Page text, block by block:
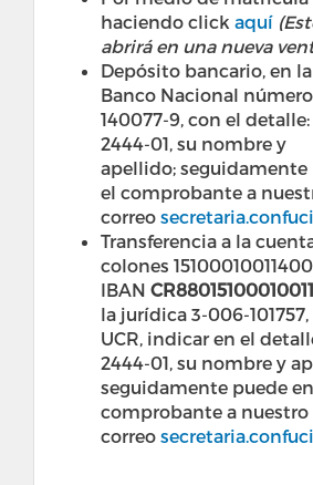
haciendo click aquí
abrirá en una nueva
Depósito bancario, en
Banco Nacional
140077-9, con el
2444-01, su nombre y
apellido; seguidamente
el comprobante a
correo
Transferencia a la
colones
IBAN
la jurídica 3-006-
UCR, indicar en el
2444-01, su nombre y
seguidamente puede
comprobante a nuestro
correo